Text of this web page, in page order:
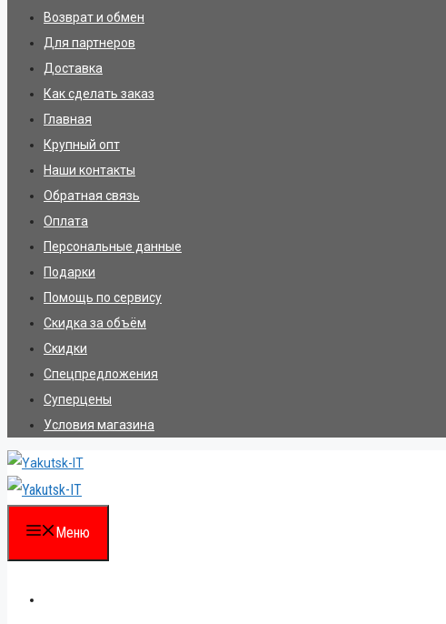
Возврат и обмен
Для партнеров
Доставка
Как сделать заказ
Главная
Крупный опт
Наши контакты
Обратная связь
Оплата
Персональные данные
Подарки
Помощь по сервису
Скидка за объём
Скидки
Спецпредложения
Суперцены
Условия магазина
Меню